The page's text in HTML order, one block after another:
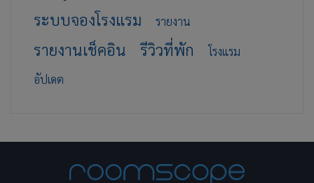
ระบบจองโรงแรม รายงาน
รายงานเช็คอิน รีวิวที่พัก
โรงแรม
อัปเดต